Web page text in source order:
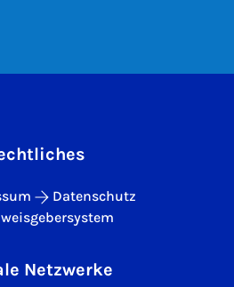
Datenschutz
Netzwerke